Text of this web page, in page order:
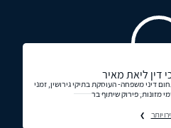
דין ליאת מאיר
דיני משפחה- העוסקת בתיקי גירושין, זמני
מזונות, פירוק שיתוף בר
יותר